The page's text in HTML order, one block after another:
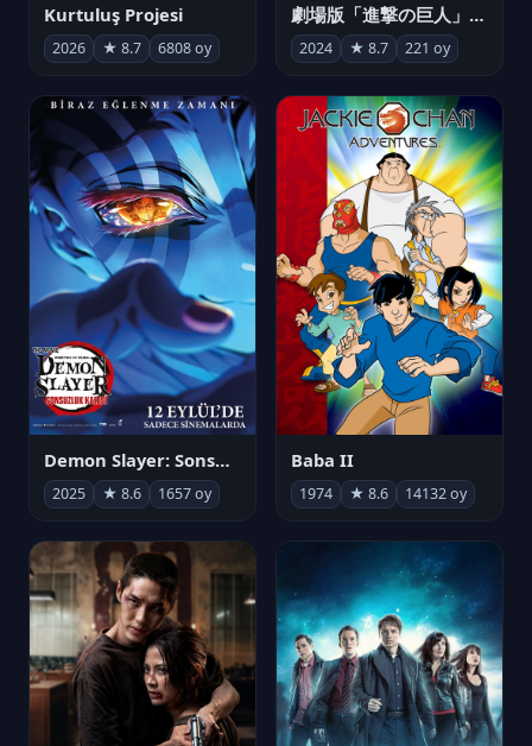
Kurtuluş Projesi
2026 ★ 8.7 6808 oy
劇場版「進撃の巨人」完結編 THE LAST ATTACK
2024 ★ 8.7 221 oy
Demon Slayer: Sonsuzluk Kalesi
2025 ★ 8.6 1657 oy
Baba II
1974 ★ 8.6 14132 oy